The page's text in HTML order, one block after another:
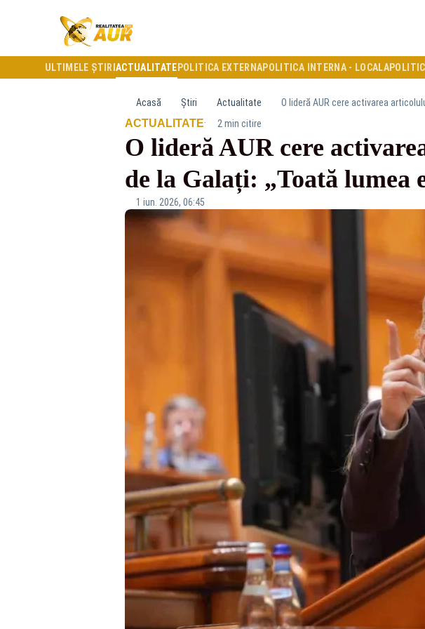
ULTIMELE ȘTIRI ACTUALITATE POLITICA EXTERNAPOLITICA INTERNA - LOCALA
Acasă Știri Actualitate O lideră AUR cere activarea
ACTUALITATE· 2 min citire
O lideră AUR cere
de la Galați: „Toată lumea
1 iun. 2026, 06:45